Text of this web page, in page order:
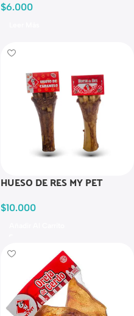
$6.000
HUESO DE RES MY PET
$10.000